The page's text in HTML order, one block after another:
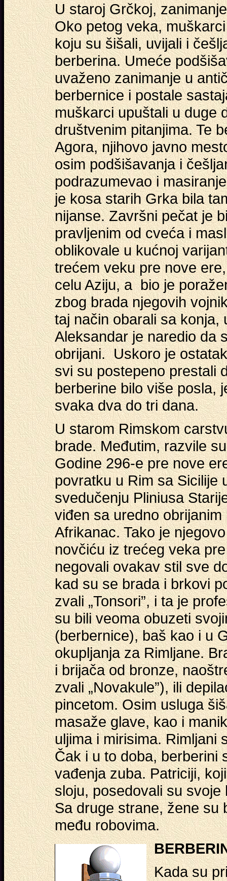
U staroj Grčkoj,
Oko petog veka,
koju su šišali, uvijali i
berberina. Umeće
uvaženo zanimanje u
berbernice i postale
muškarci upuštali u duge
društvenim pitanjima. Te
Agora, njihovo javno
osim podšišavanja i
podrazumevao i
je kosa starih Grka bila
nijanse. Završni pečat je
pravljenim od cveća i
oblikovale u kućnoj
trećem veku pre nove
celu Aziju, a bio je
zbog brada njegovih
taj način obarali sa konja,
Aleksandar je naredio da
obrijani. Uskoro je
svi su postepeno prestali
berberine bilo više posla,
svaka dva do tri dana.
U starom Rimskom
brade. Međutim, razvile
Godine 296-e pre nove
povratku u Rim sa Sicilije
svedučenju Pliniusa
viđen sa uredno
Afrikanac. Tako je
novčiću iz trećeg veka
negovali ovakav stil sve
kad su se brada i brkovi
zvali „Tonsori”, i ta je
su bili veoma obuzeti
(berbernice), baš kao i u
okupljanja za Rimljane.
i brijača od bronze,
zvali „Novakule”), ili
pincetom. Osim usluga
masaže glave, kao i
uljima i mirisima. Rimljani
Čak i u to doba, berberini
vađenja zuba. Patriciji,
sloju, posedovali su
Sa druge strane, žene su
među robovima.
Kada su